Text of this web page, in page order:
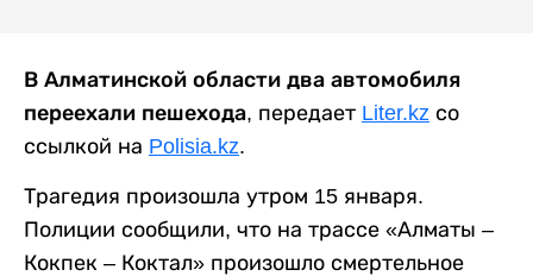
В Алматинской области два автомобиля
переехали пешехода, передает Liter.kz со
ссылкой на Polisia.kz.
Трагедия произошла утром 15 января.
Полиции сообщили, что на трассе «Алматы –
Кокпек – Коктал» произошло смертельное